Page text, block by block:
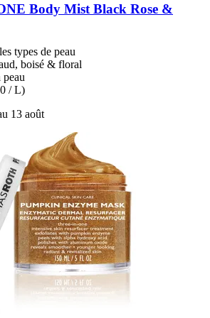
Body Mist Black Rose &
types de peau
boisé & floral
/ L)
13 août